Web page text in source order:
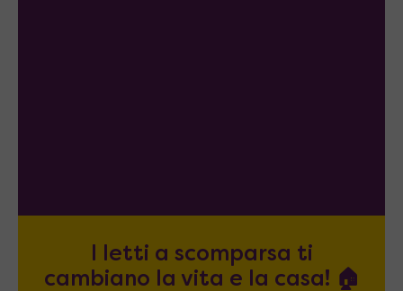
I letti a scomparsa ti
cambiano la vita e la casa! 🏠